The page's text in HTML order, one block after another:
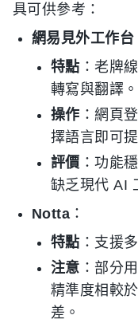
具可供參考：
網易見外工作台
特點 ：老牌
轉寫與翻譯。
操作 ：網頁
擇語言即可提
評價 ：功能
缺乏現代 AI
Notta ：
特點 ：支援
注意 ：部分
精準度相較
差。